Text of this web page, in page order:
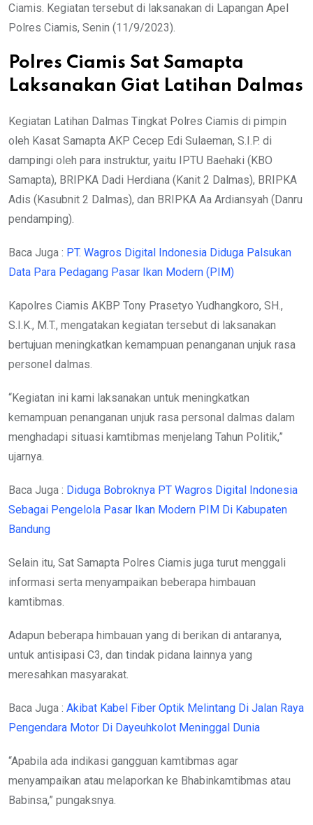
Ciamis. Kegiatan tersebut di laksanakan di Lapangan Apel
Polres Ciamis, Senin (11/9/2023).
Polres Ciamis Sat Samapta
Laksanakan Giat Latihan Dalmas
Kegiatan Latihan Dalmas Tingkat Polres Ciamis di pimpin
oleh Kasat Samapta AKP Cecep Edi Sulaeman, S.I.P. di
dampingi oleh para instruktur, yaitu IPTU Baehaki (KBO
Samapta), BRIPKA Dadi Herdiana (Kanit 2 Dalmas), BRIPKA
Adis (Kasubnit 2 Dalmas), dan BRIPKA Aa Ardiansyah (Danru
pendamping).
Baca Juga : PT. Wagros Digital Indonesia Diduga Palsukan
Data Para Pedagang Pasar Ikan Modern (PIM)
Kapolres Ciamis AKBP Tony Prasetyo Yudhangkoro, SH.,
S.I.K., M.T., mengatakan kegiatan tersebut di laksanakan
bertujuan meningkatkan kemampuan penanganan unjuk rasa
personel dalmas.
“Kegiatan ini kami laksanakan untuk meningkatkan
kemampuan penanganan unjuk rasa personal dalmas dalam
menghadapi situasi kamtibmas menjelang Tahun Politik,”
ujarnya.
Baca Juga : Diduga Bobroknya PT Wagros Digital Indonesia
Sebagai Pengelola Pasar Ikan Modern PIM Di Kabupaten
Bandung
Selain itu, Sat Samapta Polres Ciamis juga turut menggali
informasi serta menyampaikan beberapa himbauan
kamtibmas.
Adapun beberapa himbauan yang di berikan di antaranya,
untuk antisipasi C3, dan tindak pidana lainnya yang
meresahkan masyarakat.
Baca Juga : Akibat Kabel Fiber Optik Melintang Di Jalan Raya
Pengendara Motor Di Dayeuhkolot Meninggal Dunia
“Apabila ada indikasi gangguan kamtibmas agar
menyampaikan atau melaporkan ke Bhabinkamtibmas atau
Babinsa,” pungaksnya.